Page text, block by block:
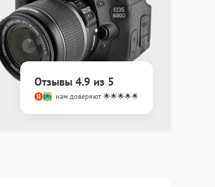
Отзывы 4.9 из 5
нам доверяют 🌟🌟🌟🌟🌟